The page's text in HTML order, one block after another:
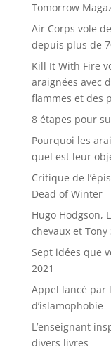
Tomorrow
Air Corps vole
depuis plus de
Kill It With Fire
araignées avec
flammes et des
8 étapes pour
Pourquoi les
quel est leur
Critique de
Dead of Winter
Hugo Hodgson,
chevaux et
Sept idées que
2021
Appel lancé par
d’islamophobie
L’enseignant
divers livres